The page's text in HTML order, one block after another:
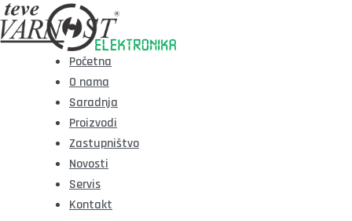
Početna
O nama
Saradnja
Proizvodi
Zastupništvo
Novosti
Servis
Kontakt